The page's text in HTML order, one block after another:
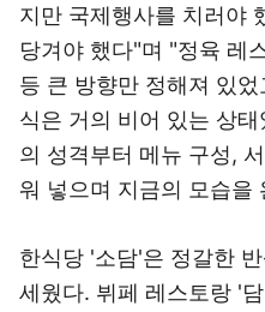
지만 국제행사를 치러야
당겨야 했다"며 "정육 레
등 큰 방향만 정해져 있
식은 거의 비어 있는 상
의 성격부터 메뉴 구성,
워 넣으며 지금의 모습을
한식당 '소담'은 정갈한
세웠다. 뷔페 레스토랑 '